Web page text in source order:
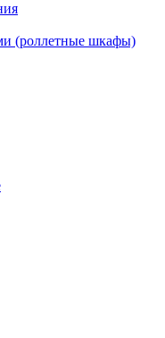
(роллетные шкафы)